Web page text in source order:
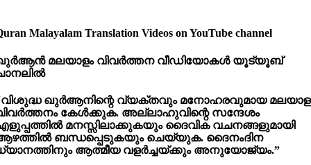
Malayalam Translation Videos on YouTube channel
മലയാളം വിവർത്തന വീഡിയോകൾ യൂട്യൂബ്
ഖുർആനിന്റെ വ്യക്തവും മനോഹരവുമായ മലയാള
കേൾക്കുക. അല്ലാഹുവിന്റെ സന്ദേശം
മനസ്സിലാക്കുകയും ദൈവിക വചനങ്ങളുമായി
ബന്ധപ്പെടുകയും ചെയ്യുക. ദൈനംദിന
ആത്മീയ വളർച്ചയ്ക്കും അനുയോജ്യം.”